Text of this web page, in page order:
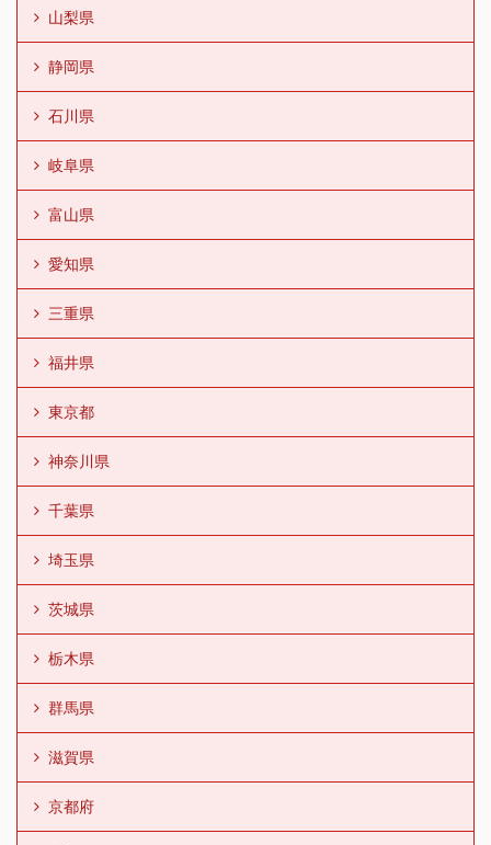
山梨県
静岡県
石川県
岐阜県
富山県
愛知県
三重県
福井県
東京都
神奈川県
千葉県
埼玉県
茨城県
栃木県
群馬県
滋賀県
京都府